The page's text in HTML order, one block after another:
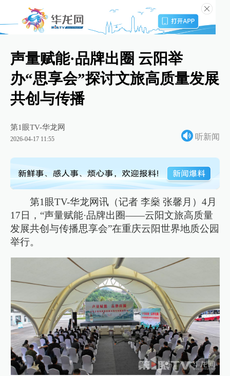
声量赋能·品牌出圈 云阳举
办“思享会”探讨文旅高质量发展
共创与传播
第1眼TV-华龙网
2026-04-17 11:55 听新闻
第1眼TV-华龙网讯（记者 李燊 张馨月）4月
17日，“声量赋能·品牌出圈——云阳文旅高质量
发展共创与传播思享会”在重庆云阳世界地质公园
举行。